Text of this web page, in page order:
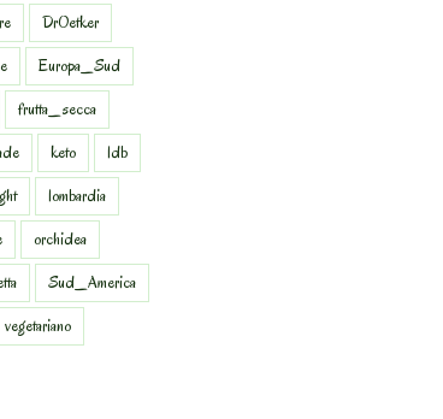
DrOetker
Europa_Sud
frutta_secca
keto
ldb
lombardia
orchidea
Sud_America
vegetariano